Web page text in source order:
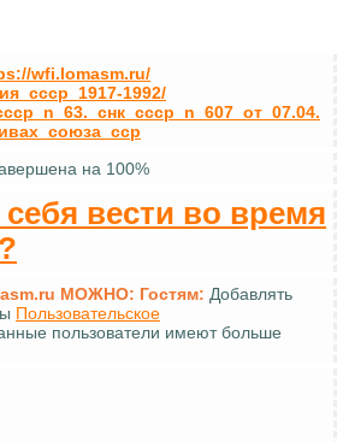
wfi.lomasm.ru/
1992/
на 100%
себя вести во время
МОЖНО: Гостям: Добавлять
Пользовательское
пользователи имеют больше